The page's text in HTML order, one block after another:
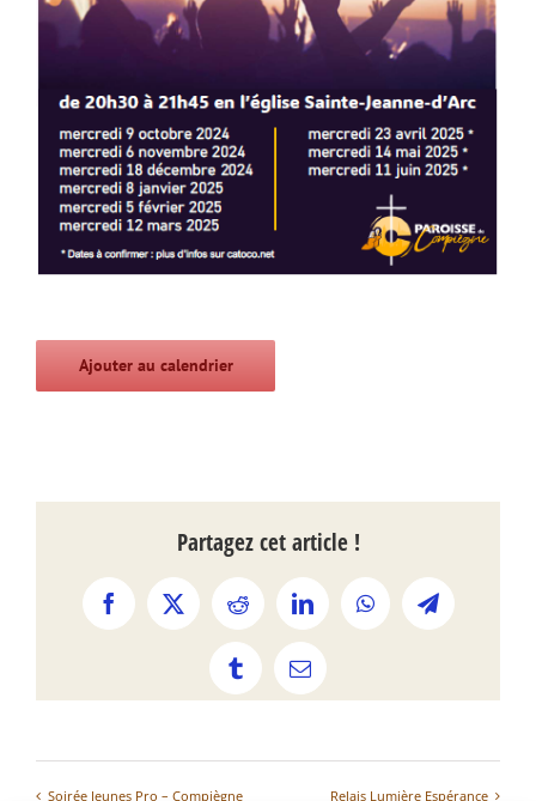
Ajouter au calendrier
Partagez cet article !
Facebook
X Reddit LinkedInWhatsAppTelegram
TumblrEmail
Soirée Jeunes Pro – Compiègne Relais Lumière Espérance